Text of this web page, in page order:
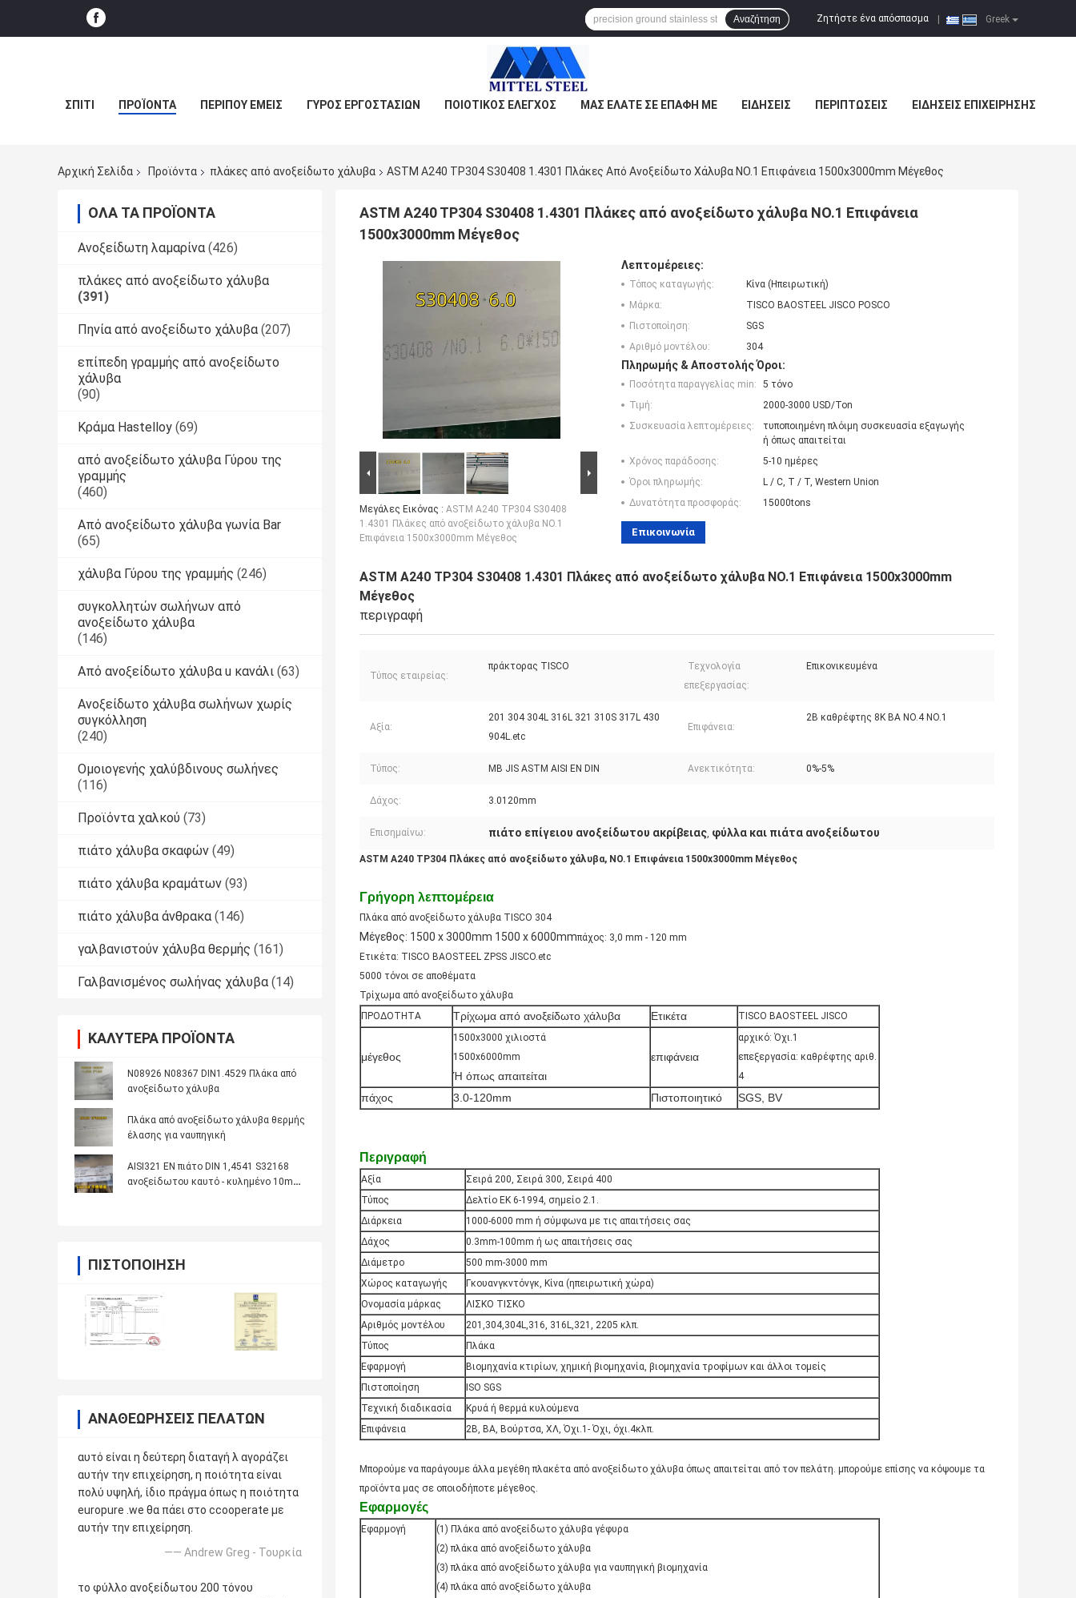
Greek
Ζητήστε ένα απόσπασμα
Αναζήτηση
ΣΠΊΤΙ ΠΡΟΪΌΝΤΑ ΠΕΡΊΠΟΥ ΕΜΕΊΣ ΓΎΡΟΣ ΕΡΓΟΣΤΑΣΊΩΝ ΠΟΙΟΤΙΚΌΣ ΈΛΕΓΧΟΣ ΜΑΣ ΕΛΆΤΕ ΣΕ ΕΠΑΦΉ ΜΕ ΕΙΔΉΣΕΙΣ ΠΕΡΙΠΤΏΣΕΙΣ ΕΙΔΉΣΕΙΣ ΕΠΙΧΕΊΡΗΣΗΣ
Αρχική Σελίδα Προϊόντα πλάκες από ανοξείδωτο χάλυβα ASTM A240 TP304 S30408 1.4301 Πλάκες Από Ανοξείδωτο Χάλυβα NO.1 Επιφάνεια 1500x3000mm Μέγεθος
ΌΛΑ ΤΑ ΠΡΟΪΌΝΤΑ
Ανοξείδωτη λαμαρίνα (426)
πλάκες από ανοξείδωτο χάλυβα
(391)
Πηνία από ανοξείδωτο χάλυβα (207)
επίπεδη γραμμής από ανοξείδωτο
χάλυβα
(90)
Κράμα Hastelloy (69)
από ανοξείδωτο χάλυβα Γύρου της
γραμμής
(460)
Από ανοξείδωτο χάλυβα γωνία Bar
(65)
χάλυβα Γύρου της γραμμής (246)
συγκολλητών σωλήνων από
ανοξείδωτο χάλυβα
(146)
Από ανοξείδωτο χάλυβα u κανάλι (63)
Ανοξείδωτο χάλυβα σωλήνων χωρίς
συγκόλληση
(240)
Ομοιογενής χαλύβδινους σωλήνες
(116)
Προϊόντα χαλκού (73)
πιάτο χάλυβα σκαφών (49)
πιάτο χάλυβα κραμάτων (93)
πιάτο χάλυβα άνθρακα (146)
γαλβανιστούν χάλυβα θερμής (161)
Γαλβανισμένος σωλήνας χάλυβα (14)
ΚΑΛΎΤΕΡΑ ΠΡΟΪΌΝΤΑ
N08926 N08367 DIN1.4529 Πλάκα από
ανοξείδωτο χάλυβα
Πλάκα από ανοξείδωτο χάλυβα θερμής
έλασης για ναυπηγική
AISI321 EN πιάτο DIN 1,4541 S32168
ανοξείδωτου καυτό - κυλημένο 10mm
ΠΙΣΤΟΠΟΊΗΣΗ
ΑΝΑΘΕΩΡΉΣΕΙΣ ΠΕΛΑΤΏΝ
αυτό είναι η δεύτερη διαταγή λ αγοράζει
αυτήν την επιχείρηση, η ποιότητα είναι
πολύ υψηλή, ίδιο πράγμα όπως η ποιότητα
europure .we θα πάει στο ccooperate με
αυτήν την επιχείρηση.
—— Andrew Greg - Τουρκία
το φύλλο ανοξείδωτου 200 τόνου
ASTM A240 TP304 S30408 1.4301 Πλάκες από ανοξείδωτο χάλυβα NO.1 Επιφάνεια
1500x3000mm Μέγεθος
Μεγάλες Εικόνας : ASTM A240 TP304 S30408
1.4301 Πλάκες από ανοξείδωτο χάλυβα NO.1
Επιφάνεια 1500x3000mm Μέγεθος
Λεπτομέρειες:
Τόπος καταγωγής:
Κίνα (Ηπειρωτική)
Μάρκα:
TISCO BAOSTEEL JISCO POSCO
Πιστοποίηση:
SGS
Αριθμό μοντέλου:
304
Πληρωμής & Αποστολής Όροι:
Ποσότητα παραγγελίας min:
5 τόνο
Τιμή:
2000-3000 USD/Ton
Συσκευασία λεπτομέρειες:
τυποποιημένη πλόιμη συσκευασία εξαγωγής
ή όπως απαιτείται
Χρόνος παράδοσης:
5-10 ημέρες
Όροι πληρωμής:
L / C, T / T, Western Union
Δυνατότητα προσφοράς:
15000tons
Επικοινωνία
ASTM A240 TP304 S30408 1.4301 Πλάκες από ανοξείδωτο χάλυβα NO.1 Επιφάνεια 1500x3000mm
Μέγεθος
περιγραφή
Τύπος εταιρείας:
πράκτορας TISCO
Τεχνολογία
επεξεργασίας:
Επικονικευμένα
Αξία:
201 304 304L 316L 321 310S 317L 430
904L.etc
Επιφάνεια:
2B καθρέφτης 8K BA NO.4 NO.1
Τύπος: ΜΒ JIS ASTM AISI EN DIN Ανεκτικότητα: 0%-5%
Δάχος: 3.0120mm
Επισημαίνω: πιάτο επίγειου ανοξείδωτου ακρίβειας, φύλλα και πιάτα ανοξείδωτου
ASTM A240 TP304 Πλάκες από ανοξείδωτο χάλυβα, NO.1 Επιφάνεια 1500x3000mm Μέγεθος
Γρήγορη λεπτομέρεια
Πλάκα από ανοξείδωτο χάλυβα TISCO 304
Μέγεθος: 1500 x 3000mm 1500 x 6000mmπάχος: 3,0 mm - 120 mm
Ετικέτα: TISCO BAOSTEEL ZPSS JISCO.etc
5000 τόνοι σε αποθέματα
Τρίχωμα από ανοξείδωτο χάλυβα
ΠΡΟΔΟΤΗΤΑ
Τρίχωμα από ανοξείδωτο χάλυβα Ετικέτα TISCO BAOSTEEL JISCO
μέγεθος
1500x3000 χιλιοστά
1500x6000mm
Ή όπως απαιτείται
επιφάνεια
αρχικό: Όχι.1
επεξεργασία: καθρέφτης αριθ.
4
πάχος 3.0-120mm Πιστοποιητικό SGS, BV
Περιγραφή
Αξία
Σειρά 200, Σειρά 300, Σειρά 400
Τύπος
Δελτίο ΕΚ 6-1994, σημείο 2.1.
Διάρκεια
1000-6000 mm ή σύμφωνα με τις απαιτήσεις σας
Δάχος
0.3mm-100mm ή ως απαιτήσεις σας
Διάμετρο
500 mm-3000 mm
Χώρος καταγωγής
Γκουανγκντόνγκ, Κίνα (ηπειρωτική χώρα)
Ονομασία μάρκας
ΛΙΣΚΟ ΤΙΣΚΟ
Αριθμός μοντέλου
201,304,304L,316, 316L,321, 2205 κλπ.
Τύπος
Πλάκα
Εφαρμογή
Βιομηχανία κτιρίων, χημική βιομηχανία, βιομηχανία τροφίμων και άλλοι τομείς
Πιστοποίηση
ISO SGS
Τεχνική διαδικασία
Κρυά ή θερμά κυλούμενα
Επιφάνεια
2Β, ΒΑ, Βούρτσα, ΧΛ, Όχι.1- Όχι, όχι.4κλπ.
Μπορούμε να παράγουμε άλλα μεγέθη πλακέτα από ανοξείδωτο χάλυβα όπως απαιτείται από τον πελάτη. μπορούμε επίσης να κόψουμε τα
προϊόντα μας σε οποιοδήποτε μέγεθος.
Εφαρμογές
Εφαρμογή
(1) Πλάκα από ανοξείδωτο χάλυβα γέφυρα
(2) πλάκα από ανοξείδωτο χάλυβα
(3) πλάκα από ανοξείδωτο χάλυβα για ναυπηγική βιομηχανία
(4) πλάκα από ανοξείδωτο χάλυβα